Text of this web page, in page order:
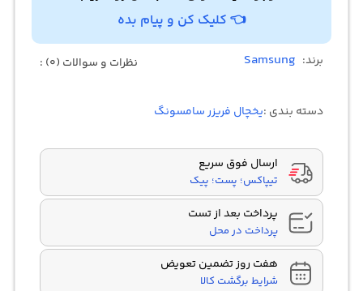
👈 کلیک کن و پیام بده
برند: Samsung نظرات و سوالات (0) :
دسته بندی :یخچال فریزر سامسونگ
ارسال فوق سریع
تیپاکس؛ پست؛ پیک
پرداخت بعد از تست
پرداخت در محل
هفت روز تضمین تعویض
شرایط برگشت کالا